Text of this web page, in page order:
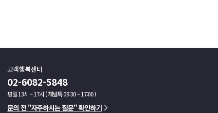
고객행복센터
02-6082-5848
평일 13시 ~ 17시 ( 채널톡 09:30 ~ 17:00 )
문의 전 "자주하시는 질문" 확인하기